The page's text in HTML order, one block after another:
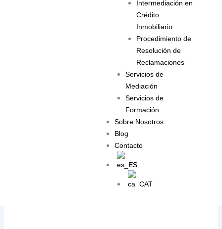
Intermediación en
Crédito
Inmobiliario
Procedimiento de
Resolución de
Reclamaciones
Servicios de
Mediación
Servicios de
Formación
Sobre Nosotros
Blog
Contacto
ES
CAT